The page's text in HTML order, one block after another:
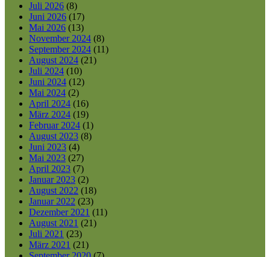
Juli 2026 (8)
Juni 2026 (17)
Mai 2026 (13)
November 2024 (8)
September 2024 (11)
August 2024 (21)
Juli 2024 (10)
Juni 2024 (12)
Mai 2024 (2)
April 2024 (16)
März 2024 (19)
Februar 2024 (1)
August 2023 (8)
Juni 2023 (4)
Mai 2023 (27)
April 2023 (7)
Januar 2023 (2)
August 2022 (18)
Januar 2022 (23)
Dezember 2021 (11)
August 2021 (21)
Juli 2021 (23)
März 2021 (21)